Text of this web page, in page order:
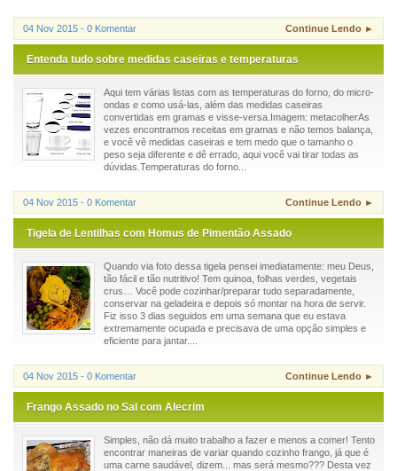
04 Nov 2015 - 0 Komentar Continue Lendo ►
Entenda tudo sobre medidas caseiras e temperaturas
Aqui tem várias listas com as temperaturas do forno, do micro-
ondas e como usá-las, além das medidas caseiras
convertidas em gramas e visse-versa.Imagem: metacolherAs
vezes encontramos receitas em gramas e não temos balança,
e você vê medidas caseiras e tem medo que o tamanho o
peso seja diferente e dê errado, aqui você vai tirar todas as
dúvidas.Temperaturas do forno...
04 Nov 2015 - 0 Komentar Continue Lendo ►
Tigela de Lentilhas com Homus de Pimentão Assado
Quando via foto dessa tigela pensei imediatamente: meu Deus,
tão fácil e tão nutritivo! Tem quinoa, folhas verdes, vegetais
crus… Você pode cozinhar/preparar tudo separadamente,
conservar na geladeira e depois só montar na hora de servir.
Fiz isso 3 dias seguidos em uma semana que eu estava
extremamente ocupada e precisava de uma opção simples e
eficiente para jantar....
04 Nov 2015 - 0 Komentar Continue Lendo ►
Frango Assado no Sal com Alecrim
Simples, não dá muito trabalho a fazer e menos a comer! Tento
encontrar maneiras de variar quando cozinho frango, já que é
uma carne saudável, dizem... mas será mesmo??? Desta vez